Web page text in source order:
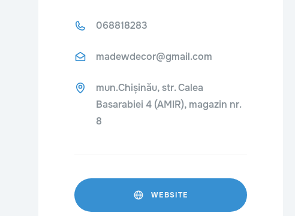
068818283
madewdecor@gmail.com
mun.Chișinău, str. Calea
Basarabiei 4 (AMIR), magazin nr.
8
WEBSITE